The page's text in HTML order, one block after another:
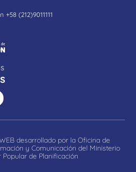
​(212)9011111
desarrollado por la Oficina de
y Comunicación del Ministerio
Popular de Planificación